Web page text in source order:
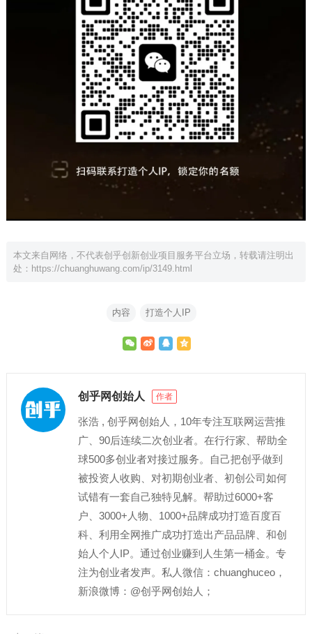
本文来自网络，不代表创乎创新创业项目服务平台立场，转载请注明出
处： https://chuanghuwang.com/ip/3149.html
内容 打造个人IP
创乎网创始人 作者
张浩 , 创乎网创始人，10年专注互联网运营推
广、90后连续二次创业者。在行行家、帮助全
球500多创业者对接过服务。自己把创乎做到
被投资人收购、对初期创业者、初创公司如何
试错有一套自己独特见解。帮助过6000+客
户、3000+人物、1000+品牌成功打造百度百
科、利用全网推广成功打造出产品品牌、和创
始人个人IP。通过创业赚到人生第一桶金。专
注为创业者发声。私人微信：chuanghuceo，
新浪微博：@创乎网创始人；